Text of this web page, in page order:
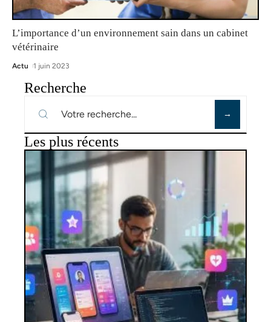
L’importance d’un environnement sain dans un cabinet
vétérinaire
Actu 1 juin 2023
Recherche
Les plus récents